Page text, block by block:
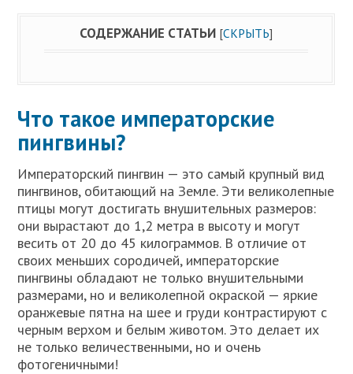
СОДЕРЖАНИЕ СТАТЬИ [СКРЫТЬ]
Что такое императорские
пингвины?
Императорский пингвин — это самый крупный вид
пингвинов, обитающий на Земле. Эти великолепные
птицы могут достигать внушительных размеров:
они вырастают до 1,2 метра в высоту и могут
весить от 20 до 45 килограммов. В отличие от
своих меньших сородичей, императорские
пингвины обладают не только внушительными
размерами, но и великолепной окраской — яркие
оранжевые пятна на шее и груди контрастируют с
черным верхом и белым животом. Это делает их
не только величественными, но и очень
фотогеничными!